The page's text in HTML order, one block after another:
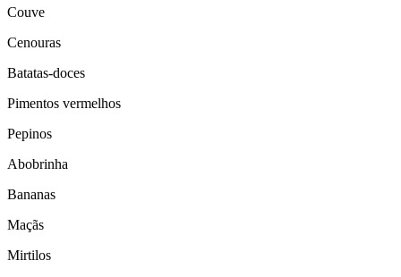
Couve
Cenouras
Batatas-doces
Pimentos vermelhos
Pepinos
Abobrinha
Bananas
Maçãs
Mirtilos